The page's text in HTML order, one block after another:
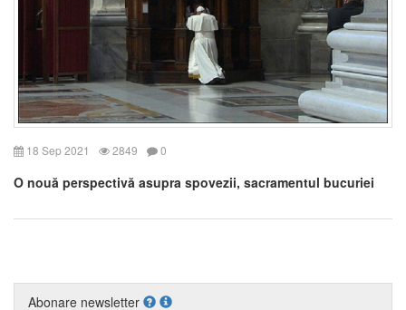
18 Sep 2021 2849 0
O nouă perspectivă asupra spovezii, sacramentul bucuriei
Abonare newsletter